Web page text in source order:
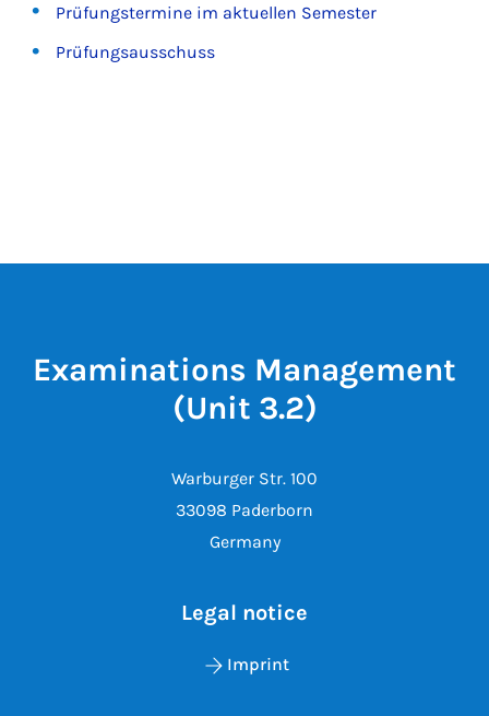
Prüfungstermine im aktuellen Semester
Prüfungsausschuss
Examinations Management
(Unit 3.2)
Warburger Str. 100
33098 Paderborn
Germany
Legal notice
Imprint